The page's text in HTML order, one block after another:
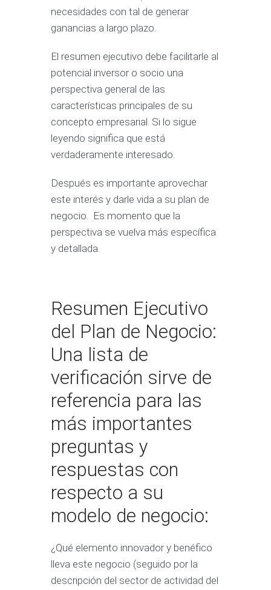
necesidades con tal de generar
ganancias a largo plazo.
El resumen ejecutivo debe facilitarle al
potencial inversor o socio una
perspectiva general de las
características principales de su
concepto empresarial. Si lo sigue
leyendo significa que está
verdaderamente interesado.
Después es importante aprovechar
este interés y darle vida a su plan de
negocio. Es momento que la
perspectiva se vuelva más específica
y detallada.
Resumen Ejecutivo
del Plan de Negocio:
Una lista de
verificación sirve de
referencia para las
más importantes
preguntas y
respuestas con
respecto a su
modelo de negocio:
¿Qué elemento innovador y benéfico
lleva este negocio (seguido por la
descripción del sector de actividad del